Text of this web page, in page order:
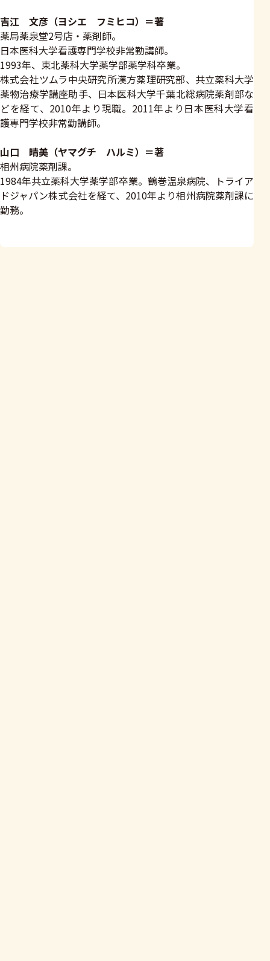
吉江 文彦（ヨシエ フミヒコ）＝著
薬局薬泉堂2号店・薬剤師。
日本医科大学看護専門学校非常勤講師。
1993年、東北薬科大学薬学部薬学科卒業。
株式会社ツムラ中央研究所漢方薬理研究部、共立薬科大学
薬物治療学講座助手、日本医科大学千葉北総病院薬剤部な
どを経て、2010年より現職。2011年より日本医科大学看
護専門学校非常勤講師。
山口 晴美（ヤマグチ ハルミ）＝著
相州病院薬剤課。
1984年共立薬科大学薬学部卒業。鶴巻温泉病院、トライア
ドジャパン株式会社を経て、2010年より相州病院薬剤課に
勤務。